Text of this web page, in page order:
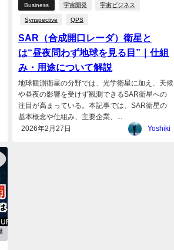
Business 宇宙開発 宇宙ビジネス
Synspective QPS
SAR（合成開口レーダ）衛星と
は“昼夜問わず地球を見る目”｜仕組
み・用途について解説
地球観測衛星の分野では、光学衛星に加え、天候
や昼夜の影響を受けず観測できるSAR衛星への
注目が高まっている。本記事では、SAR衛星の
基本概念や仕組み、主要企業、...
2026年2月27日
Yoshiki